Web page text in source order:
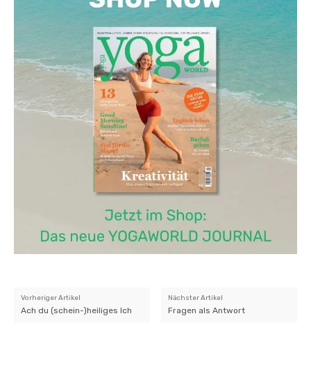
Vorheriger Artikel
Ach du (schein-)heiliges Ich
Nächster Artikel
Fragen als Antwort